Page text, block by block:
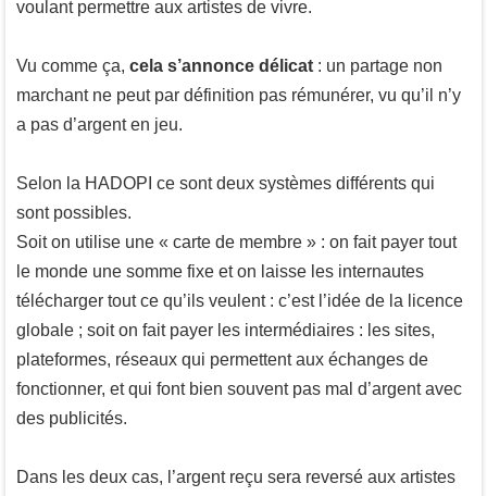
voulant permettre aux artistes de vivre.
Vu comme ça, cela s’annonce délicat : un partage non
marchant ne peut par définition pas rémunérer, vu qu’il n’y
a pas d’argent en jeu.
Selon la HADOPI ce sont deux systèmes différents qui
sont possibles.
Soit on utilise une « carte de membre » : on fait payer tout
le monde une somme fixe et on laisse les internautes
télécharger tout ce qu’ils veulent : c’est l’idée de la licence
globale ; soit on fait payer les intermédiaires : les sites,
plateformes, réseaux qui permettent aux échanges de
fonctionner, et qui font bien souvent pas mal d’argent avec
des publicités.
Dans les deux cas, l’argent reçu sera reversé aux artistes